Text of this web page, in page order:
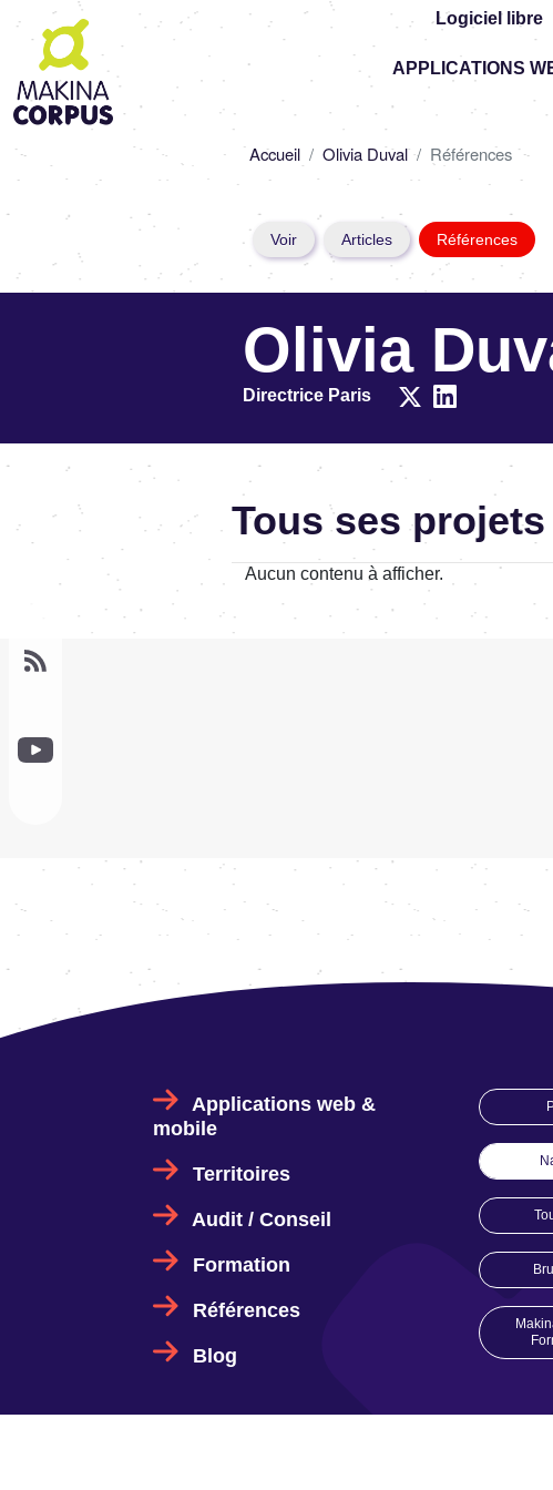
Logiciel libre
Top
Main
navigation
APPLICATIONS
d'Ariane
Accueil Olivia Duval Références
Primary
tabs
Voir Articles Références
Olivia
Directrice Paris
Tous ses projets
Aucun contenu à afficher.
Applications web &
mobile
Territoires
Audit / Conseil
Formation
Références
Blog